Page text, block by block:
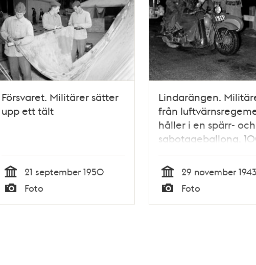
Försvaret. Militärer sätter
upp ett tält
Tid
21 september 1950
Typ
Foto
Lindarängen.
från
håller i en spärr- och
sabotageballong.
sådana kom in över
Sverige österifrån.
ballongen hänger
brännflaska som
antänder när den
Tid
29 november 1943
Typ
Foto